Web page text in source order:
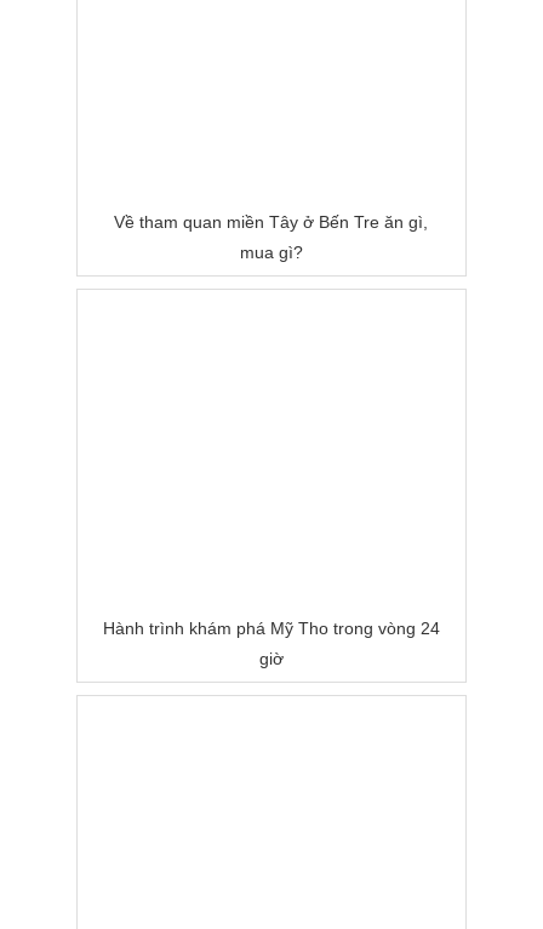
Về tham quan miền Tây ở Bến Tre ăn gì,
mua gì?
Hành trình khám phá Mỹ Tho trong vòng 24
giờ